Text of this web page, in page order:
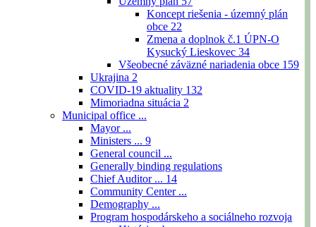
Koncept riešenia - územný plán
obce 22
Zmena a doplnok č.1 ÚPN-O
Kysucký Lieskovec 34
Všeobecné záväzné nariadenia obce 159
Ukrajina 2
COVID-19 aktuality 132
Mimoriadna situácia 2
Municipal office ...
Mayor ...
Ministers ... 9
General council ...
Generally binding regulations
Chief Auditor ... 14
Community Center ...
Demography ...
Program hospodárskeho a sociálneho rozvoja